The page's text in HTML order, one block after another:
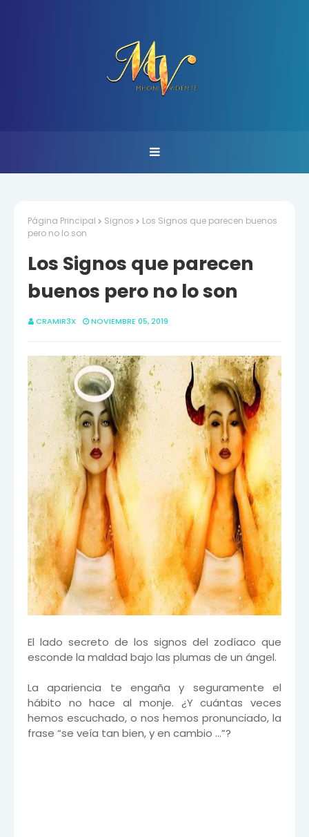
Página Principal Signos
Los Signos que parecen buenos
pero no lo son
Los Signos que parecen
buenos pero no lo son
CRAMIR3X NOVIEMBRE 05, 2019
El lado secreto de los signos del zodíaco que
esconde la maldad bajo las plumas de un ángel.
La apariencia te engaña y seguramente el
hábito no hace al monje. ¿Y cuántas veces
hemos escuchado, o nos hemos pronunciado, la
frase “se veía tan bien, y en cambio …”?